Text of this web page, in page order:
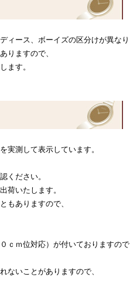
ィース、ボーイズの区分けが異なり
りますので、
ます。
実測して表示しています。
ください。
荷いたします。
もありますので、
ｃｍ位対応）が付いておりますので
ないことがありますので、